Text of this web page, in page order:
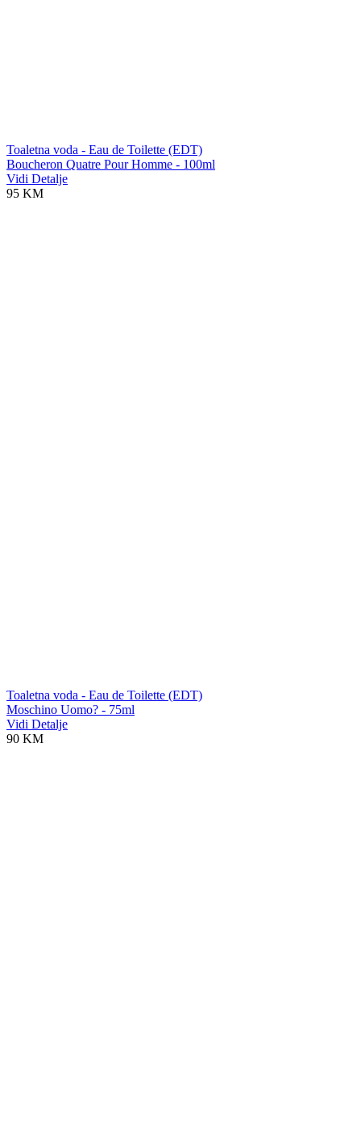
Toaletna voda - Eau de Toilette (EDT)
Boucheron Quatre Pour Homme - 100ml
Vidi Detalje
95 KM
Toaletna voda - Eau de Toilette (EDT)
Moschino Uomo? - 75ml
Vidi Detalje
90 KM